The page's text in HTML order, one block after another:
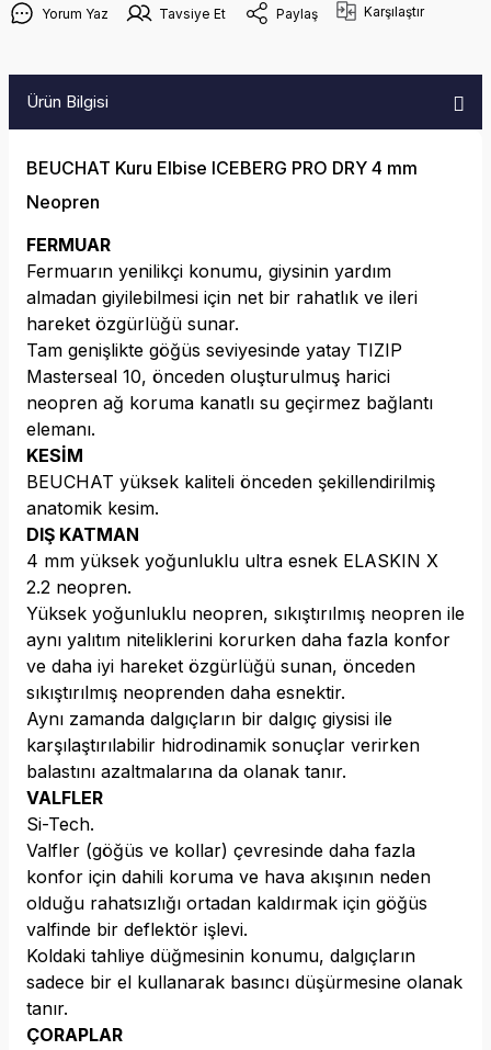
Yorum Yaz Tavsiye Et Paylaş Karşılaştır
Ürün Bilgisi
BEUCHAT Kuru Elbise ICEBERG PRO DRY 4 mm
Neopren
FERMUAR
Fermuarın yenilikçi konumu, giysinin yardım
almadan giyilebilmesi için net bir rahatlık ve ileri
hareket özgürlüğü sunar.
Tam genişlikte göğüs seviyesinde yatay TIZIP
Masterseal 10, önceden oluşturulmuş harici
neopren ağ koruma kanatlı su geçirmez bağlantı
elemanı.
KESİM
BEUCHAT yüksek kaliteli önceden şekillendirilmiş
anatomik kesim.
DIŞ KATMAN
4 mm yüksek yoğunluklu ultra esnek ELASKIN X
2.2 neopren.
Yüksek yoğunluklu neopren, sıkıştırılmış neopren ile
aynı yalıtım niteliklerini korurken daha fazla konfor
ve daha iyi hareket özgürlüğü sunan, önceden
sıkıştırılmış neoprenden daha esnektir.
Aynı zamanda dalgıçların bir dalgıç giysisi ile
karşılaştırılabilir hidrodinamik sonuçlar verirken
balastını azaltmalarına da olanak tanır.
VALFLER
Si-Tech.
Valfler (göğüs ve kollar) çevresinde daha fazla
konfor için dahili koruma ve hava akışının neden
olduğu rahatsızlığı ortadan kaldırmak için göğüs
valfinde bir deflektör işlevi.
Koldaki tahliye düğmesinin konumu, dalgıçların
sadece bir el kullanarak basıncı düşürmesine olanak
tanır.
ÇORAPLAR